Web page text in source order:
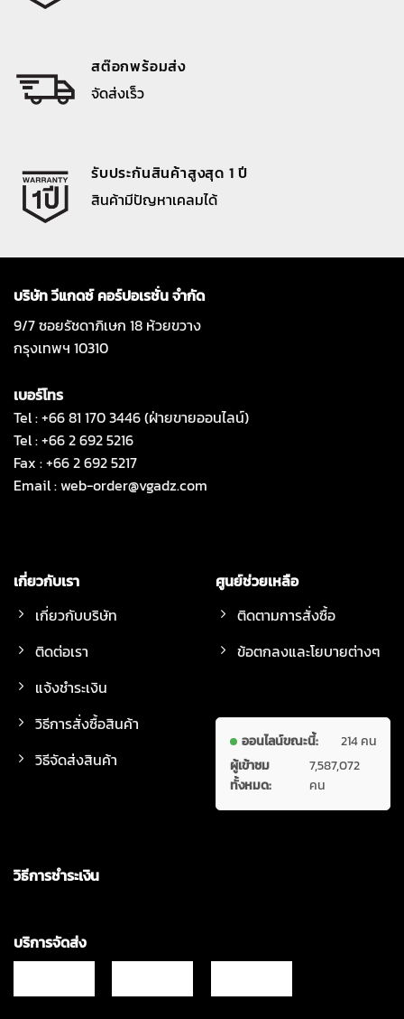
สต๊อกพร้อมส่ง
จัดส่งเร็ว
รับประกันสินค้าสูงสุด 1 ปี
สินค้ามีปัญหาเคลมได้
บริษัท วีแกดซ์ คอร์ปอเรชั่น จำกัด
9/7 ซอยรัชดาภิเษก 18 ห้วยขวาง
กรุงเทพฯ 10310
เบอร์โทร
Tel : +66 81 170 3446 (ฝ่ายขายออนไลน์)
Tel : +66 2 692 5216
Fax : +66 2 692 5217
Email :web-order@vgadz.com
เกี่ยวกับเรา
เกี่ยวกับบริษัท
ติดต่อเรา
แจ้งชำระเงิน
วิธีการสั่งซื้อสินค้า
วิธีจัดส่งสินค้า
ศูนย์ช่วยเหลือ
ติดตามการสั่งซื้อ
ข้อตกลงและโยบายต่างๆ
ออนไลน์ขณะนี้:
214 คน
ผู้เข้าชม
ทั้งหมด:
7,587,072
คน
วิธีการชำระเงิน
บริการจัดส่ง